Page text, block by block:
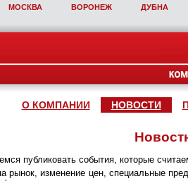
МОСКВА ВОРОНЕЖ ДУБНА
О КОМПАНИИ НОВОСТИ
публиковать события, которые
рынок, изменение цен, специальные